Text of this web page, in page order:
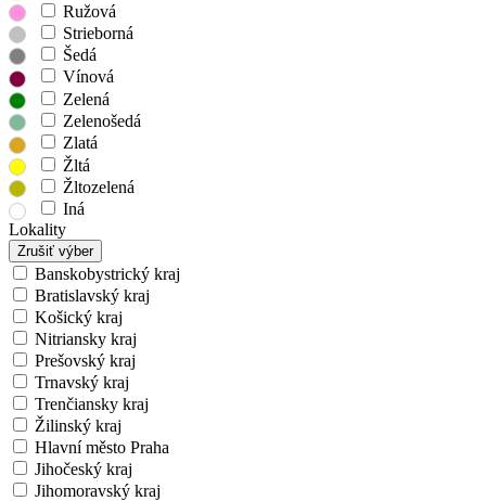
Ružová
Strieborná
Šedá
Vínová
Zelená
Zelenošedá
Zlatá
Žltá
Žltozelená
Iná
Lokality
Zrušiť výber
Banskobystrický kraj
Bratislavský kraj
Košický kraj
Nitriansky kraj
Prešovský kraj
Trnavský kraj
Trenčiansky kraj
Žilinský kraj
Hlavní město Praha
Jihočeský kraj
Jihomoravský kraj